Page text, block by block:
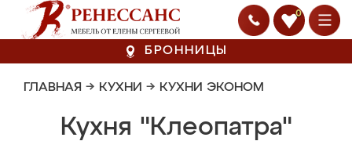
0
БРОННИЦЫ
ГЛАВНАЯ → КУХНИ → КУХНИ ЭКОНОМ
Кухня "Клеопатра"